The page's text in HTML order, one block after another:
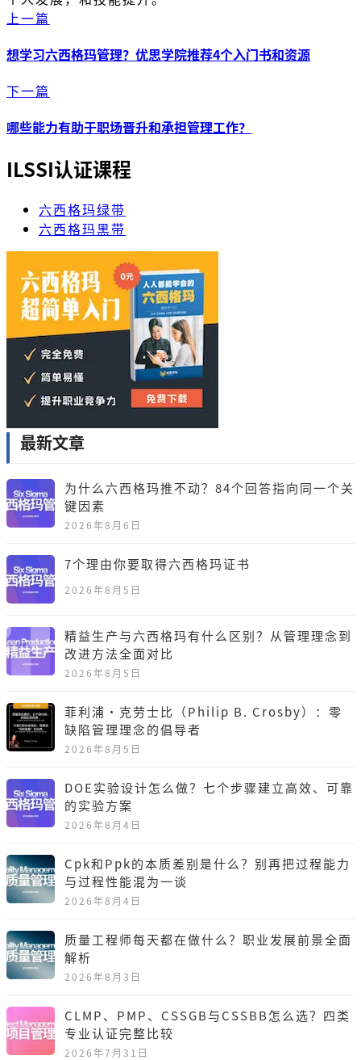
上一篇
想学习六西格玛管理？优思学院推荐4个入门书和资源
下一篇
哪些能力有助于职场晋升和承担管理工作？
ILSSI认证课程
六西格玛绿带
六西格玛黑带
最新文章
为什么六西格玛推不动？84个回答指向同一个关
键因素
2026年8月6日
7个理由你要取得六西格玛证书
2026年8月5日
精益生产与六西格玛有什么区别？从管理理念到
改进方法全面对比
2026年8月5日
菲利浦·克劳士比（Philip B. Crosby）：零
缺陷管理理念的倡导者
2026年8月5日
DOE实验设计怎么做？七个步骤建立高效、可靠
的实验方案
2026年8月4日
Cpk和Ppk的本质差别是什么？别再把过程能力
与过程性能混为一谈
2026年8月4日
质量工程师每天都在做什么？职业发展前景全面
解析
2026年8月3日
CLMP、PMP、CSSGB与CSSBB怎么选？四类
专业认证完整比较
2026年7月31日